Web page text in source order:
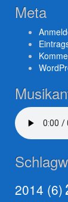
Meta
2014 (6)